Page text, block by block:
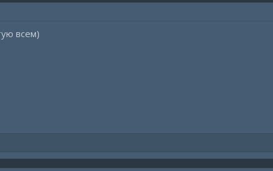
вам мой сайт
всем)